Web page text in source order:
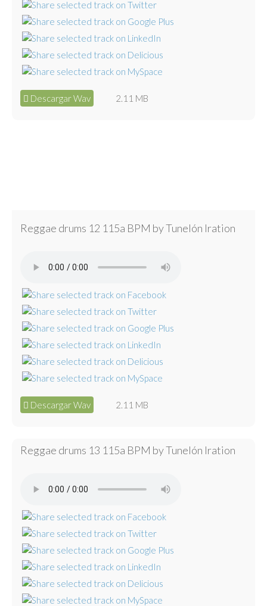
Descargar Wav 2.11 MB
Reggae drums 12 115a BPM by Tunelón Iration
Descargar Wav 2.11 MB
Reggae drums 13 115a BPM by Tunelón Iration